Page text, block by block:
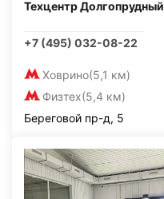
Техцентр Долгопрудный
+7 (495) 032-08-22
Ховрино(5,1 км)
Физтех(5,4 км)
Береговой пр-д, 5